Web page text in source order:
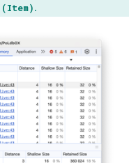
(Item).